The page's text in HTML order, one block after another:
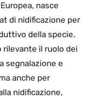
nasce
di nidificazione per
della specie.
rilevante il ruolo dei
segnalazione e
anche per
nidificazione,